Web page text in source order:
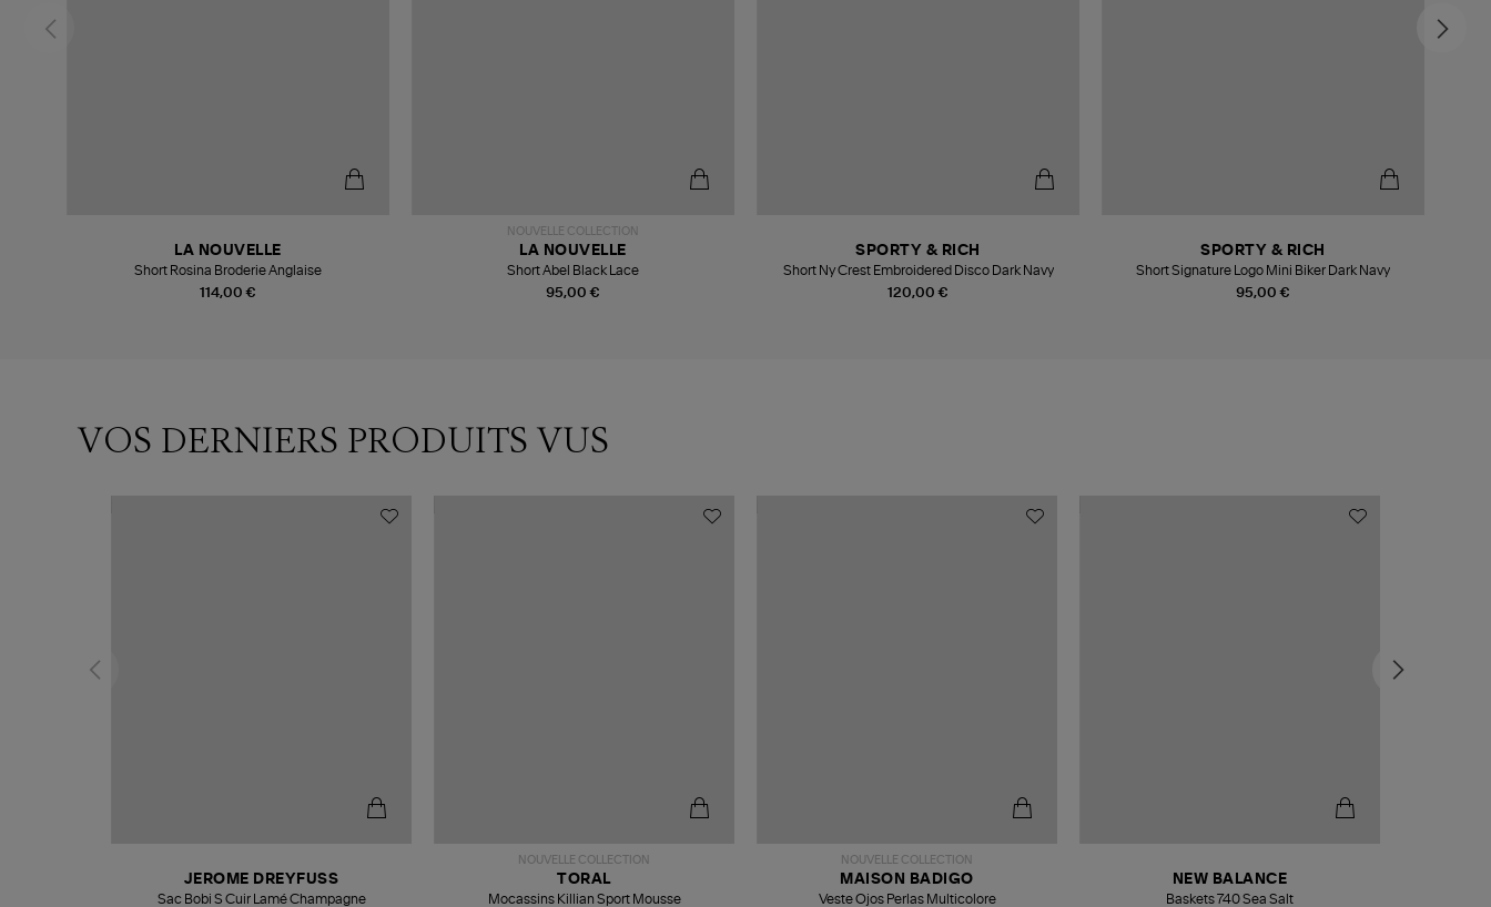
114,00 €
LA NOUVELLE
Short Rosina Broderie Anglaise
NOUVELLE COLLECTION
95,00 €
LA NOUVELLE
Short Abel Black Lace
120,00 €
SPORTY & RICH
Short Ny Crest Embroidered Disco Dark Navy
95,00 €
SPORTY & RICH
Short Signature Logo Mini Biker Dark Navy
VOS DERNIERS PRODUITS VUS
JEROME DREYFUSS
Sac Bobi S Cuir Lamé Champagne
NOUVELLE COLLECTION
TORAL
Mocassins Killian Sport Mousse
NOUVELLE COLLECTION
MAISON BADIGO
Veste Ojos Perlas Multicolore
NEW BALANCE
Baskets 740 Sea Salt